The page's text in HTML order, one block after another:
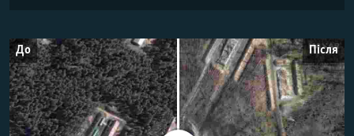
До Після